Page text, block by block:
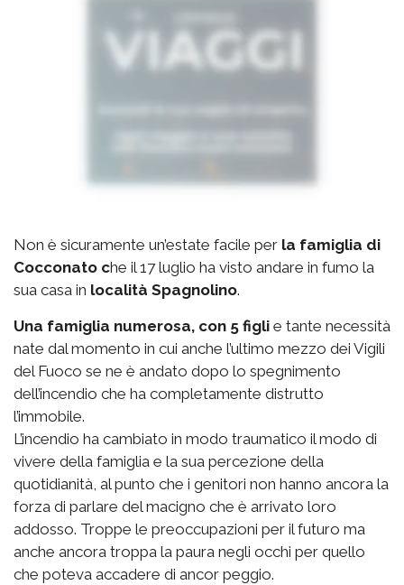
Non è sicuramente un’estate facile per la famiglia di
Cocconato che il 17 luglio ha visto andare in fumo la
sua casa in località Spagnolino.
Una famiglia numerosa, con 5 figli e tante necessità
nate dal momento in cui anche l’ultimo mezzo dei Vigili
del Fuoco se ne è andato dopo lo spegnimento
dell’incendio che ha completamente distrutto
l’immobile.
L’incendio ha cambiato in modo traumatico il modo di
vivere della famiglia e la sua percezione della
quotidianità, al punto che i genitori non hanno ancora la
forza di parlare del macigno che è arrivato loro
addosso. Troppe le preoccupazioni per il futuro ma
anche ancora troppa la paura negli occhi per quello
che poteva accadere di ancor peggio.